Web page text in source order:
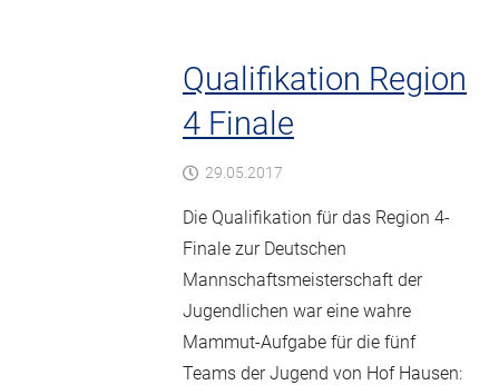
Qualifikation Region
4 Finale
29.05.2017
Die Qualifikation für das Region 4-
Finale zur Deutschen
Mannschaftsmeisterschaft der
Jugendlichen war eine wahre
Mammut-Aufgabe für die fünf
Teams der Jugend von Hof Hausen: